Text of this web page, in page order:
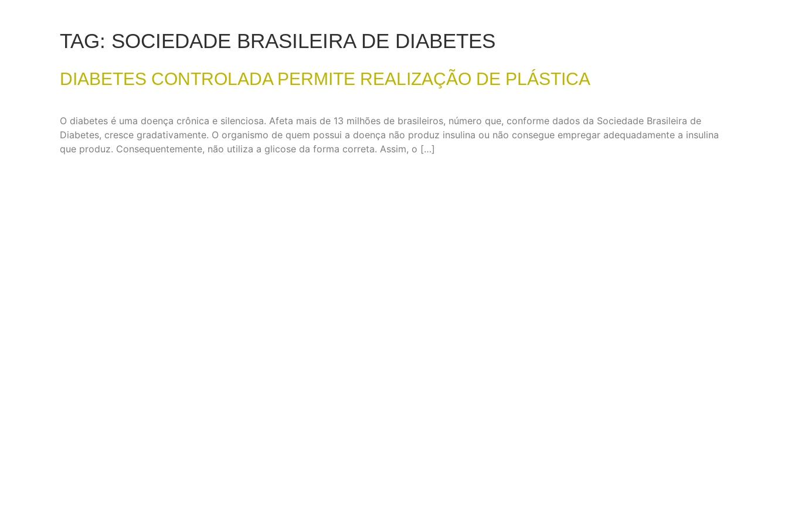
TAG: SOCIEDADE BRASILEIRA DE DIABETES
DIABETES CONTROLADA PERMITE REALIZAÇÃO DE PLÁSTICA
O diabetes é uma doença crônica e silenciosa. Afeta mais de 13 milhões de brasileiros, número que, conforme dados da Sociedade Brasileira de
Diabetes, cresce gradativamente. O organismo de quem possui a doença não produz insulina ou não consegue empregar adequadamente a insulina
que produz. Consequentemente, não utiliza a glicose da forma correta. Assim, o […]